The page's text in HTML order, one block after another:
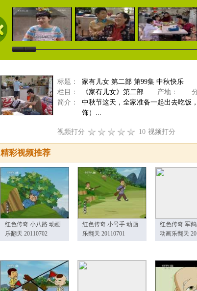
标题：
家有儿女 第二部 第99集 中秋快乐
栏目：
《家有儿女》第二部 产地： 分
简介：
中秋节这天，全家准备一起出去吃饭
饰）...
视频打分
10 视频打分
精彩视频推荐
红色传奇 小八路 动画
乐翻天 20110702
红色传奇 小号手 动画
乐翻天 20110701
红色传奇 军
动画乐翻天